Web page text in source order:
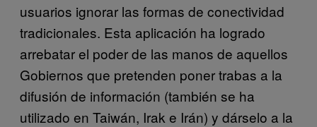
usuarios ignorar las formas de conectividad
tradicionales. Esta aplicación ha logrado
arrebatar el poder de las manos de aquellos
Gobiernos que pretenden poner trabas a la
difusión de información (también se ha
utilizado en Taiwán, Irak e Irán) y dárselo a la